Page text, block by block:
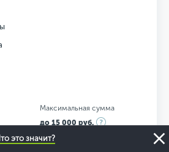
Максимальная сумма
до 15 000 руб.
это значит?